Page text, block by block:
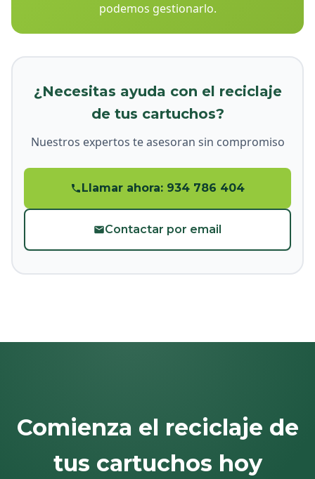
podemos gestionarlo.
¿Necesitas ayuda con el reciclaje
de tus cartuchos?
Nuestros expertos te asesoran sin compromiso
Llamar ahora: 934 786 404
Contactar por email
Comienza el reciclaje de
tus cartuchos hoy